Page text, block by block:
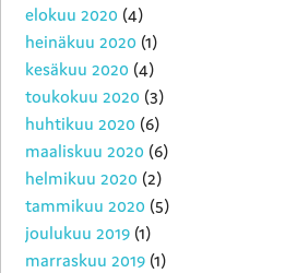
elokuu 2020 (4)
heinäkuu 2020 (1)
kesäkuu 2020 (4)
toukokuu 2020 (3)
huhtikuu 2020 (6)
maaliskuu 2020 (6)
helmikuu 2020 (2)
tammikuu 2020 (5)
joulukuu 2019 (1)
marraskuu 2019 (1)